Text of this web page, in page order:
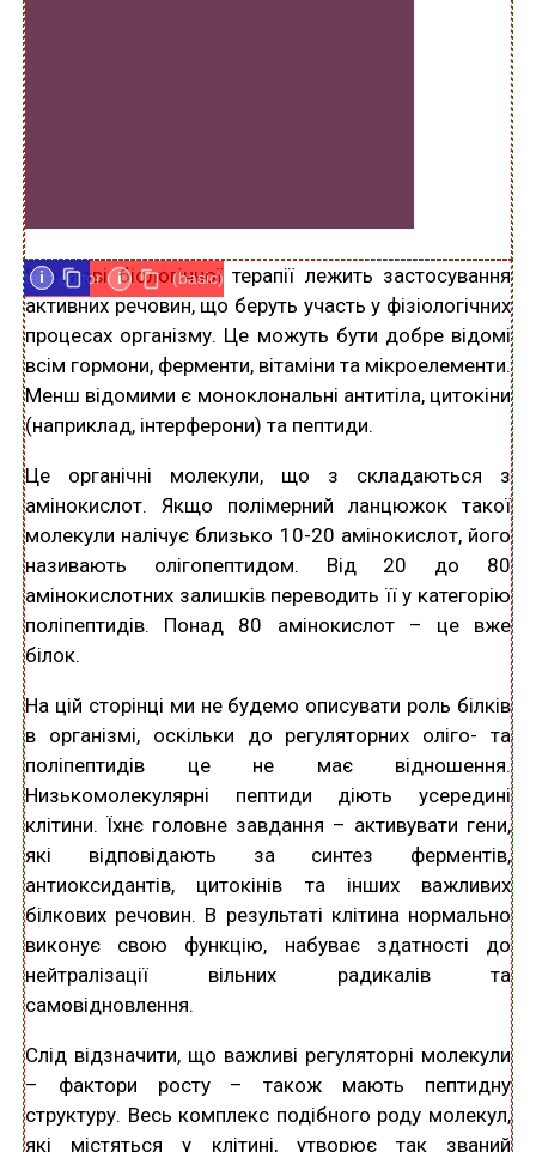
В основі біологічної терапії лежить застосування
активних речовин, що беруть участь у фізіологічних
процесах організму. Це можуть бути добре відомі
всім гормони, ферменти, вітаміни та мікроелементи.
Менш відомими є моноклональні антитіла, цитокіни
(наприклад, інтерферони) та пептиди.
Це органічні молекули, що з складаються з
амінокислот. Якщо полімерний ланцюжок такої
молекули налічує близько 10-20 амінокислот, його
називають олігопептидом. Від 20 до 80
амінокислотних залишків переводить її у категорію
поліпептидів. Понад 80 амінокислот – це вже
білок.
На цій сторінці ми не будемо описувати роль білків
в організмі, оскільки до регуляторних оліго- та
поліпептидів це не має відношення.
Низькомолекулярні пептиди діють усередині
клітини. Їхнє головне завдання – активувати гени,
які відповідають за синтез ферментів,
антиоксидантів, цитокінів та інших важливих
білкових речовин. В результаті клітина нормально
виконує свою функцію, набуває здатності до
нейтралізації вільних радикалів та
самовідновлення.
Слід відзначити, що важливі регуляторні молекули
– фактори росту – також мають пептидну
структуру. Весь комплекс подібного роду молекул,
які містяться у клітині, утворює так званий
text-editor i (basic)
ii